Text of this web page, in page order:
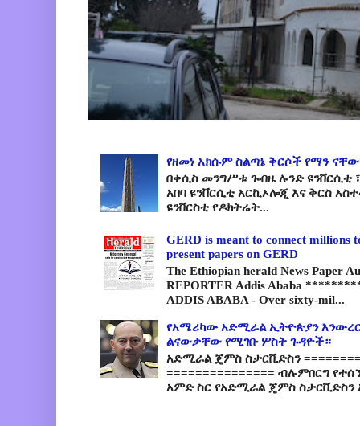
የዘመነ አክሱም ስልጣኔ ቅርሶች የማን
በቀሲስ መንግሥቱ ጐበዜ ሉንድ ዩንቨርሲቲ
አበባ ዩንቨርሲቲ አርኪኦሎጂ እና ቅርስ
ዩንቨርስቲ የዶክትሬት...
GERD is meant to connect millions
present papers on GERD
The Ethiopian herald News Paper
REPORTER Addis Ababa
ADDIS ABABA - Over sixty-mil...
የአሜሪካው አድሚራል ኢትዮጵያን
ልናውቃቸው የሚገቡ ሦስት ጉዳዮች።
አድሚራል ጄምስ ስታርቪድስን
=============== ብሉምበርግ
አምድ ስር የአድሚራል ጄምስ ስታርቪድስን